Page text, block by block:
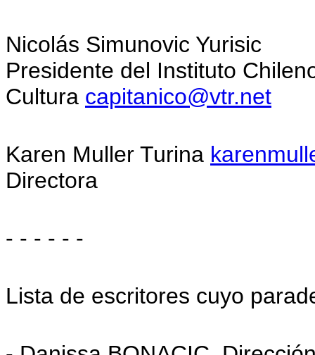
Nicolás Simunovic Yurisic
Presidente del Instituto
Cultura capitanico@vtr.net
Karen Muller Turina
Directora
- - - - - -
Lista de escritores cuyo